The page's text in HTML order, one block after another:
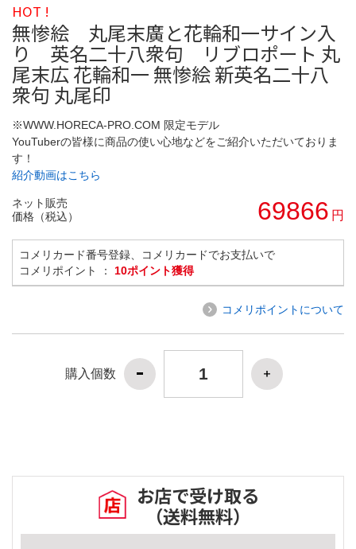
HOT !
無惨絵 丸尾末廣と花輪和一サイン入
り 英名二十八衆句 リブロポート 丸
尾末広 花輪和一 無惨絵 新英名二十八
衆句 丸尾印
※WWW.HORECA-PRO.COM 限定モデル
YouTuberの皆様に商品の使い心地などをご紹介いただいておりま
す！
紹介動画はこちら
ネット販売
価格（税込）
69866 円
コメリカード番号登録、コメリカードでお支払いで
コメリポイント ： 10ポイント獲得
コメリポイントについて
購入個数
お店で受け取る
（送料無料）